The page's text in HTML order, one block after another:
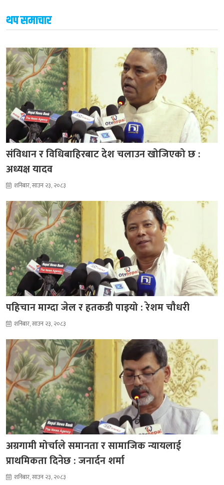
थप समाचार
संविधान र विधिबाहिरबाट देश चलाउन खोजिएको छ :
अध्यक्ष यादव
शनिबार, साउन २३, २०८३
पहिचान माग्दा जेल र हतकडी पाइयो : रेशम चौधरी
शनिबार, साउन २३, २०८३
अग्रगामी मोर्चाले समानता र सामाजिक न्यायलाई
प्राथमिकता दिनेछ : जनार्दन शर्मा
शनिबार, साउन २३, २०८३